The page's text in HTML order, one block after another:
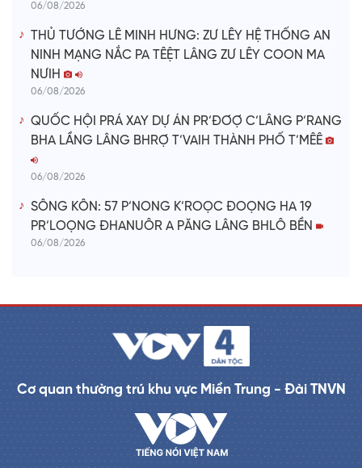
06/08/2026
THỦ TƯỚNG LÊ MINH HƯNG: ZƯ LÊY HỆ THỐNG AN
NINH MẠNG NẮC PA TÊỆT LÂNG ZƯ LÊY COON MA
NƯIH
06/08/2026
QUỐC HỘI PRÁ XAY DỰ ÁN PR’ĐƠỢ C’LÂNG P’RANG
BHA LẦNG LÂNG BHRỢ T’VAIH THÀNH PHỐ T’MÊÊ
06/08/2026
SÔNG KÔN: 57 P’NONG K’ROỌC ĐOỌNG HA 19
PR’LOỌNG ĐHANUÔR A PĂNG LÂNG BHLÔ BỀN
06/08/2026
Cơ quan thường trú khu vực Miền Trung - Đài TNVN